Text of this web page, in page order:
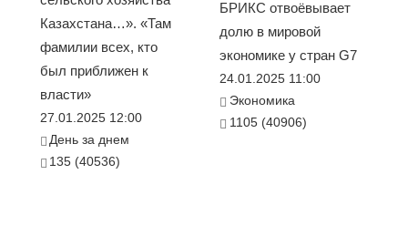
Казахстана…». «Там
фамилии всех, кто
был приближен к
власти»
27.01.2025 12:00
День за днем
135 (40536)
БРИКС отвоёвывает
долю в мировой
экономике у стран G7
24.01.2025 11:00
Экономика
1105 (40906)